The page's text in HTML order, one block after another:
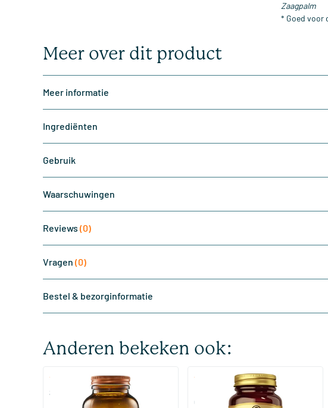
Zaagpalm
* Goed voor
Meer over dit product
Meer informatie
Ingrediënten
Gebruik
Waarschuwingen
Reviews (0)
Vragen (0)
Bestel & bezorginformatie
Anderen bekeken ook:
(510)
Super Magnesium
(287)
Magnesium Citrate (Magnesium
Citraat)